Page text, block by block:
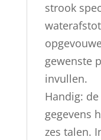
strook
gewenste
invullen.
Handig:
gegevens
zes talen.